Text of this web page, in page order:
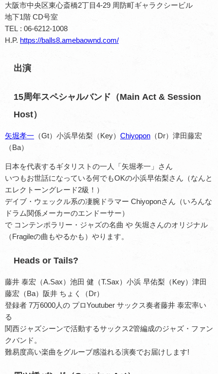
大阪市中央区東心斎橋2丁目4-29 周防町ギャラクシービル
地下1階 CD号室
TEL : 06-6212-1008
H.P. https://balls8.amebaownd.com/
出演
15周年スペシャルバンド（Main Act & Session
Host）
矢堀孝一 （Gt）小浜早佑梨（Key） Chiyopon （Dr）津田藤宏
（Ba）
日本を代表するギタリストの一人「矢堀孝一」さん
いつもお世話になっている何でもOKの小浜早佑梨さん（なんと
エレクトーングレード2級！）
デイブ・ウェックル系の凄腕ドラマー Chiyoponさん（いろんな
ドラム関係メーカーのエンドーサー）
で コンテンポラリー・ジャズの名曲 や 矢堀さんのオリジナル
（Fragileの曲もやるかも）やります。
Heads or Tails?
藤井 泰宏（A.Sax）池田 健（T.Sax）小浜 早佑梨（Key）津田
藤宏（Ba）阪井 ちょく（Dr）
登録者 7万6000人の プロYoutuber サックス奏者藤井 泰宏率い
る
関西ジャズシーンで活動するサックス2管編成のジャズ・ファン
クバンド。
難易度高い楽曲をグルーブ感溢れる演奏でお届けします!